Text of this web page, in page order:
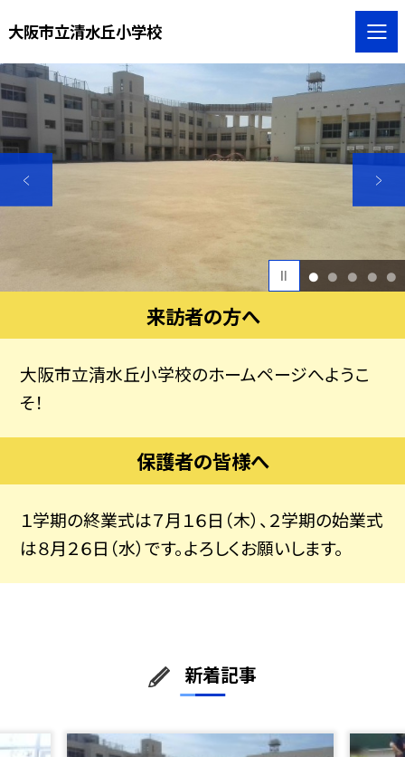
大阪市立清水丘小学校
1 2 3 4 5
来訪者の方へ
大阪市立清水丘小学校のホームページへようこ
そ！
保護者の皆様へ
１学期の終業式は７月１６日（木）、２学期の始業式
は８月２６日（水）です。よろしくお願いします。
新着記事